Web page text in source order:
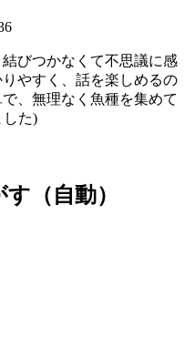
びつかなくて不思議に感
やすく、話を楽しめるの
、無理なく魚種を集めて
した)
（自動）